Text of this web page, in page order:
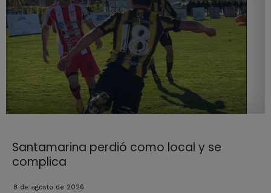
Santamarina perdió como local y se
complica
8 de agosto de 2026